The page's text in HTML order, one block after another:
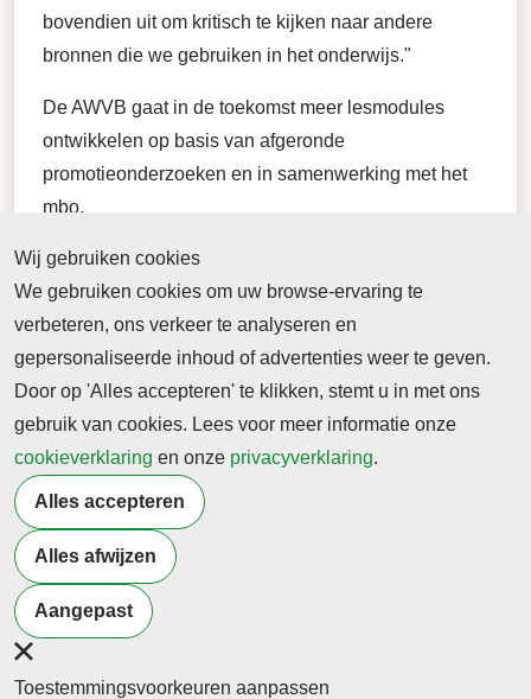
bovendien uit om kritisch te kijken naar andere
bronnen die we gebruiken in het onderwijs."
De AWVB gaat in de toekomst meer lesmodules
ontwikkelen op basis van afgeronde
promotieonderzoeken en in samenwerking met het
mbo.
Op de foto: Ervaringsdeskundige Ad van Ginneken
verzorgt samen met mbo-docent Sheelah Nulkes een
gastles binnen in de lesmodule Verslaving op ROC
Tilburg.
Terug naar nieuwsoverzicht
Meer artikelen van
Samenwerking
Wij gebruiken cookies
We gebruiken cookies om uw browse-ervaring te
verbeteren, ons verkeer te analyseren en
gepersonaliseerde inhoud of advertenties weer te geven.
Door op 'Alles accepteren' te klikken, stemt u in met ons
gebruik van cookies. Lees voor meer informatie onze
cookieverklaring en onze privacyverklaring.
Alles accepteren
Alles afwijzen
Aangepast
Toestemmingsvoorkeuren aanpassen